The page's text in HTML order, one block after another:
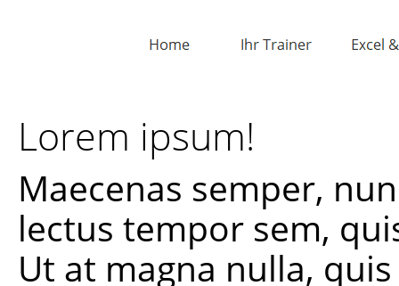
Lorem ipsum!
Maecenas semper,
lectus tempor sem,
Ut at magna nulla,